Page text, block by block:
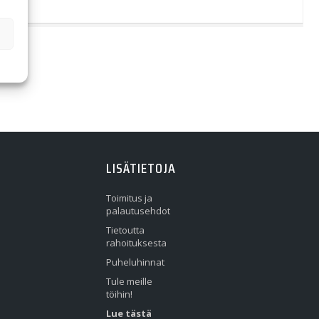
LISÄTIETOJA
Toimitus ja
palautusehdot
Tietoutta
rahoituksesta
Puheluhinnat
Tule meille
töihin!
Lue tästä